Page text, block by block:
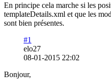
En principe cela marche si les
templateDetails.xml et que les
sont bien présentes.
#1
elo27
08-01-2015 22:02
Bonjour,